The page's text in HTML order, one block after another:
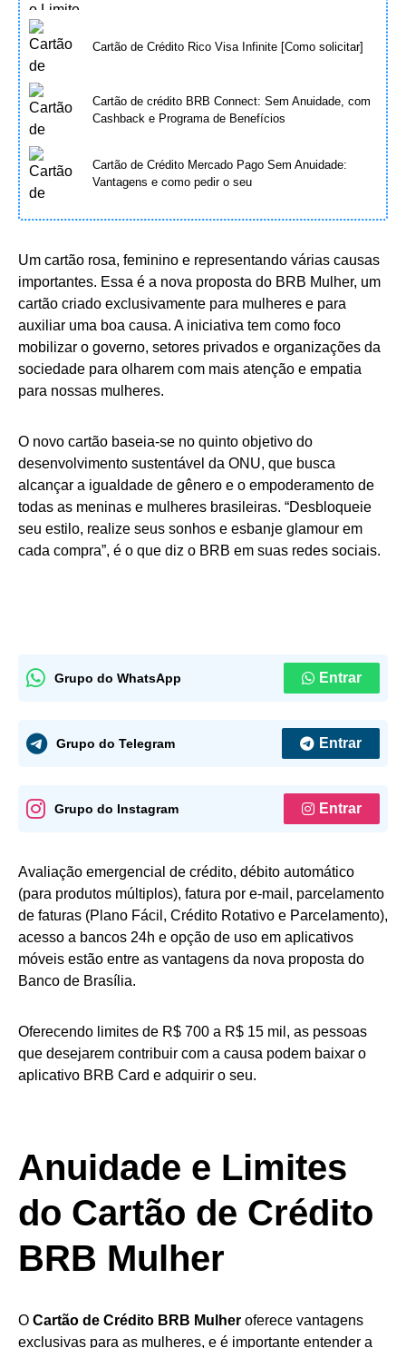
Cartão de Crédito Rico Visa Infinite [Como solicitar]
Cartão de crédito BRB Connect: Sem Anuidade, com
Cashback e Programa de Benefícios
Cartão de Crédito Mercado Pago Sem Anuidade:
Vantagens e como pedir o seu
Um cartão rosa, feminino e representando várias causas
importantes. Essa é a nova proposta do BRB Mulher, um
cartão criado exclusivamente para mulheres e para
auxiliar uma boa causa. A iniciativa tem como foco
mobilizar o governo, setores privados e organizações da
sociedade para olharem com mais atenção e empatia
para nossas mulheres.
O novo cartão baseia-se no quinto objetivo do
desenvolvimento sustentável da ONU, que busca
alcançar a igualdade de gênero e o empoderamento de
todas as meninas e mulheres brasileiras. “Desbloqueie
seu estilo, realize seus sonhos e esbanje glamour em
cada compra”, é o que diz o BRB em suas redes sociais.
Grupo do WhatsApp Entrar
Grupo do Telegram Entrar
Grupo do Instagram Entrar
Avaliação emergencial de crédito, débito automático
(para produtos múltiplos), fatura por e-mail, parcelamento
de faturas (Plano Fácil, Crédito Rotativo e Parcelamento),
acesso a bancos 24h e opção de uso em aplicativos
móveis estão entre as vantagens da nova proposta do
Banco de Brasília.
Oferecendo limites de R$ 700 a R$ 15 mil, as pessoas
que desejarem contribuir com a causa podem baixar o
aplicativo BRB Card e adquirir o seu.
Anuidade e Limites
do Cartão de Crédito
BRB Mulher
O Cartão de Crédito BRB Mulher oferece vantagens
exclusivas para as mulheres, e é importante entender a